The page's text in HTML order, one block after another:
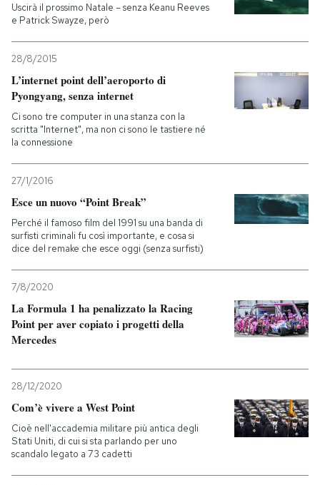
Uscirà il prossimo Natale – senza Keanu Reeves
e Patrick Swayze, però
28/8/2015
L’internet point dell’aeroporto di
Pyongyang, senza internet
Ci sono tre computer in una stanza con la
scritta "Internet", ma non ci sono le tastiere né
la connessione
27/1/2016
Esce un nuovo “Point Break”
Perché il famoso film del 1991 su una banda di
surfisti criminali fu così importante, e cosa si
dice del remake che esce oggi (senza surfisti)
7/8/2020
La Formula 1 ha penalizzato la Racing
Point per aver copiato i progetti della
Mercedes
28/12/2020
Com’è vivere a West Point
Cioè nell'accademia militare più antica degli
Stati Uniti, di cui si sta parlando per uno
scandalo legato a 73 cadetti